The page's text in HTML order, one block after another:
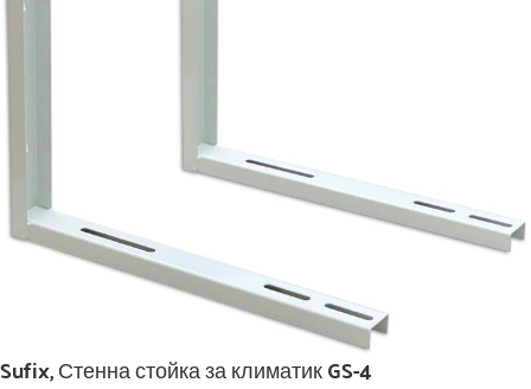
Sufix, Стенна стойка за климатик GS-4